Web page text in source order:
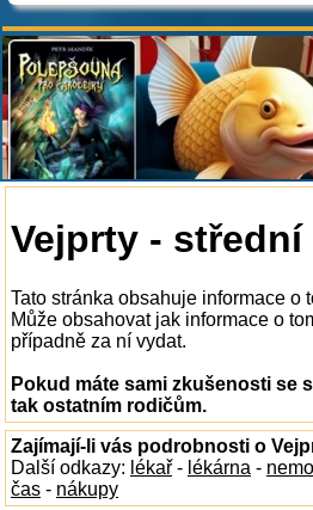
Vejprty -
Tato stránka obsahuje informace o
Může obsahovat jak informace o
případně za ní vydat.
Pokud máte sami zkušenosti se
tak ostatním rodičům.
Zajímají-li vás podrobnosti o
Další odkazy: lékař - lékárna -
čas - nákupy